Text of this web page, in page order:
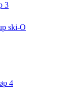
3
ski-O
4